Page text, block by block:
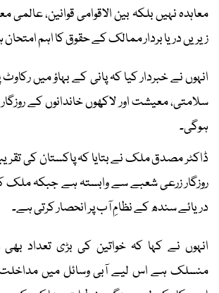
معاہدہ نہیں بلکہ بین الاقوامی قوانین، عالمی
زیریں دریا بردار ممالک کے حقوق کا اہم
انہوں نے خبردار کیا کہ پانی کے بہاؤ میں
سلامتی، معیشت اور لاکھوں خاندانوں کے روزگار
ہوگی۔
دریائے سندھ کے نظامِ آب پر انحصار کرتی ہے۔
انہوں نے کہا کہ خواتین کی بڑی تعداد
منسلک ہے اس لیے آبی وسائل میں